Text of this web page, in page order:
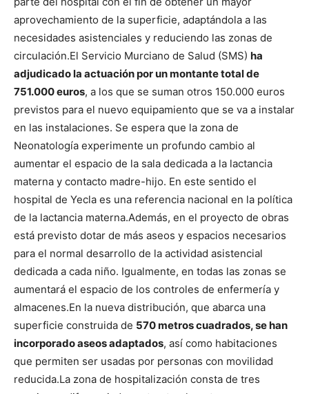
aprovechamiento de la superficie, adaptándola a las
necesidades asistenciales y reduciendo las zonas de
circulación.El Servicio Murciano de Salud (SMS) ha
adjudicado la actuación por un montante total de
751.000 euros, a los que se suman otros 150.000 euros
previstos para el nuevo equipamiento que se va a instalar
en las instalaciones. Se espera que la zona de
Neonatología experimente un profundo cambio al
aumentar el espacio de la sala dedicada a la lactancia
materna y contacto madre-hijo. En este sentido el
hospital de Yecla es una referencia nacional en la política
de la lactancia materna.Además, en el proyecto de obras
está previsto dotar de más aseos y espacios necesarios
para el normal desarrollo de la actividad asistencial
dedicada a cada niño. Igualmente, en todas las zonas se
aumentará el espacio de los controles de enfermería y
almacenes.En la nueva distribución, que abarca una
superficie construida de 570 metros cuadrados, se han
incorporado aseos adaptados, así como habitaciones
que permiten ser usadas por personas con movilidad
reducida.La zona de hospitalización consta de tres